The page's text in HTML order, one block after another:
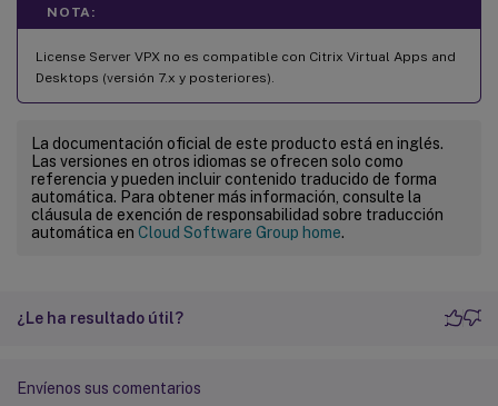
NOTA:
License Server VPX no es compatible con Citrix Virtual Apps and
Desktops (versión 7.x y posteriores).
La documentación oficial de este producto está en inglés.
Las versiones en otros idiomas se ofrecen solo como
referencia y pueden incluir contenido traducido de forma
automática. Para obtener más información, consulte la
cláusula de exención de responsabilidad sobre traducción
automática en Cloud Software Group home.
¿Le ha resultado útil?
Envíenos sus comentarios